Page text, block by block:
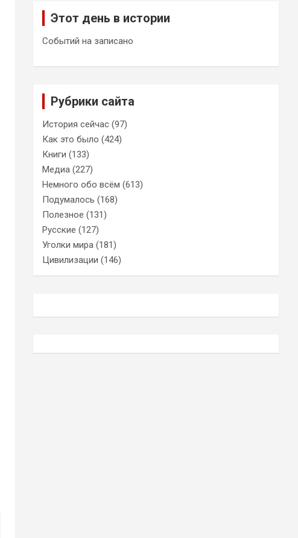
Этот день в истории
Событий на записано
Рубрики сайта
История сейчас (97)
Как это было (424)
Книги (133)
Медиа (227)
Немного обо всём (613)
Подумалось (168)
Полезное (131)
Русские (127)
Уголки мира (181)
Цивилизации (146)